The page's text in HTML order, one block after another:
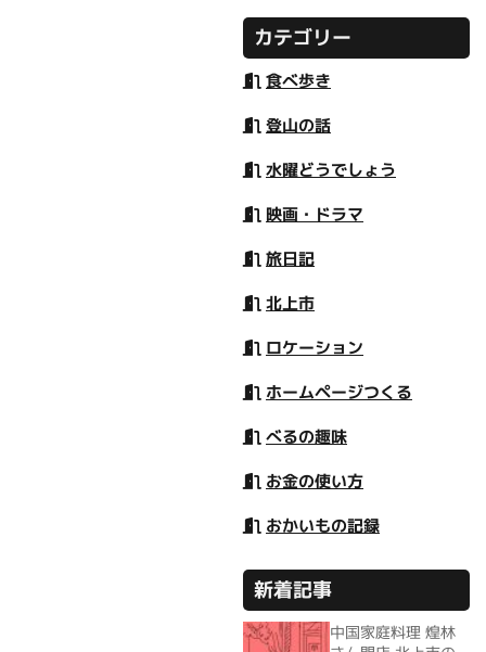
カテゴリー
食べ歩き
登山の話
水曜どうでしょう
映画・ドラマ
旅日記
北上市
ロケーション
ホームページつくる
べるの趣味
お金の使い方
おかいもの記録
新着記事
中国家庭料理 煌林